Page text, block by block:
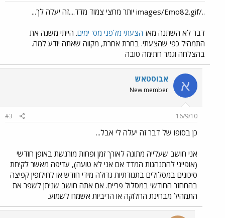
../images/Emo82.gif יותר מחצי צמוד מדד....זה יעלה לך...
דבר לא השתנה מאז הצעתי מלפני מס' ימים. הייתי משנה את
התמהיל כפי שהצעתי. בחרת אחרת, מקווה שאתה יודע למה.
בהצלחה וגמר חתימה טובה
א אבוסטאש
New member
16/9/10
#3
כן בסופו של דבר זה יעלה לי אבל...
אני חושב שעלייה מתונה לאורך זמן ופחות מורגשת באופן חודשי
(אופייני להתנהגות המדד אם אני לא טועה), עדיפה מאשר לקיחת
סיכונים במסלולים בתנודתיות גדולה מידי חודש או לחילופין קפיצה
בהחחזר החודשי במסלול פריים. אם אתה חושב שניתן לשפר את
התמהיל מבחינת החלוקה או הריביות אשמח לשמוע.